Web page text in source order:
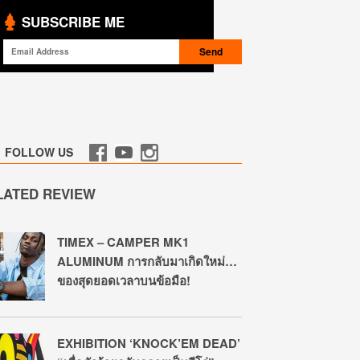
SUBSCRIBE ME
FOLLOW US
REVIEW
TIMEX – CAMPER MK1
ALUMINUM การกลับมาเกิดใหม่​…
ของสุดยอดเวลาบนข้อมือ!
EXHIBITION ‘KNOCK’EM DEAD’